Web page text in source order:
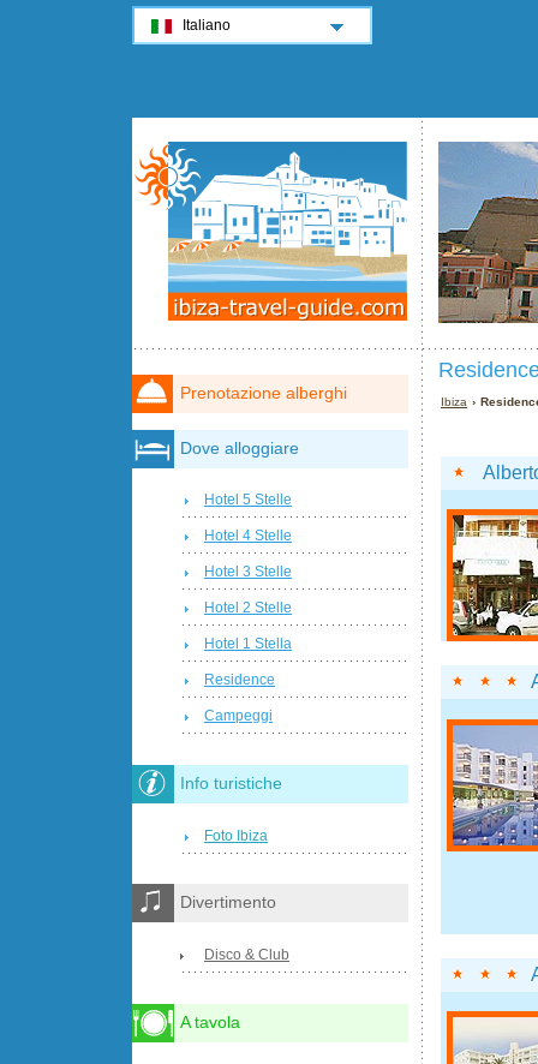
Ibiza ›
Prenotazione alberghi
Dove alloggiare
Hotel 5 Stelle
Hotel 4 Stelle
Hotel 3 Stelle
Hotel 2 Stelle
Hotel 1 Stella
Residence
Campeggi
Info turistiche
Foto Ibiza
Divertimento
Disco & Club
A tavola
Italiano